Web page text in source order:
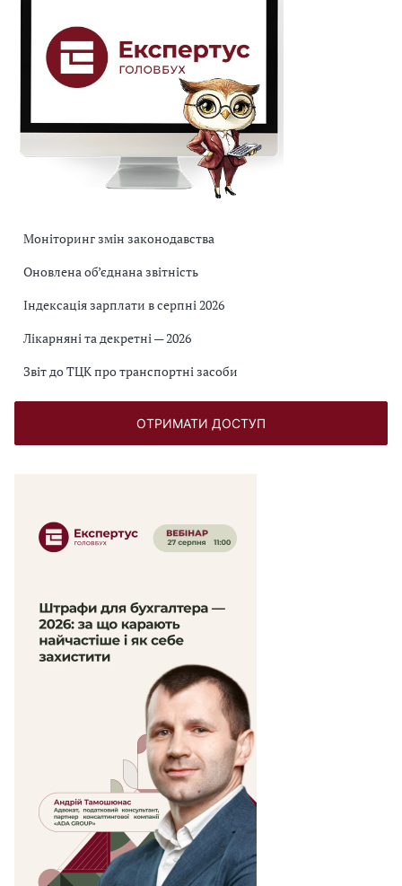
Моніторинг змін законодавства
Оновлена об’єднана звітність
Індексація зарплати в серпні 2026
Лікарняні та декретні — 2026
Звіт до ТЦК про транспортні засоби
ОТРИМАТИ ДОСТУП